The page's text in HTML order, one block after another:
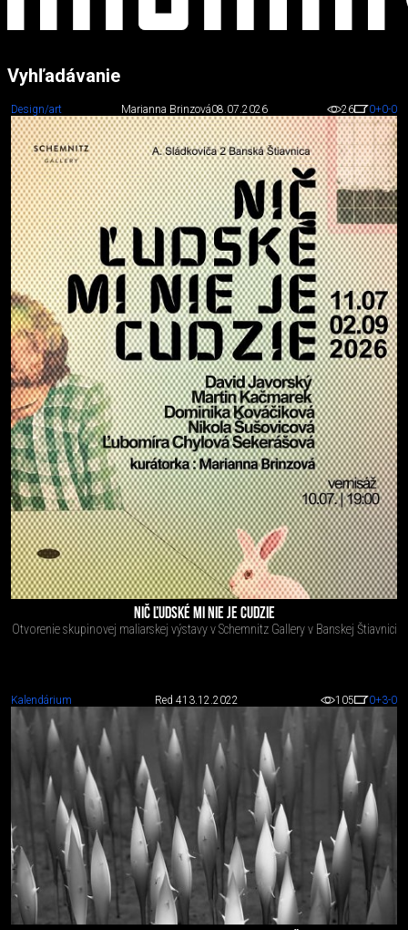
Vyhľadávanie
Design/art Marianna Brinzová08.07.2026 26 0+0-0
NIČ ĽUDSKÉ MI NIE JE CUDZIE
Otvorenie skupinovej maliarskej výstavy v Schemnitz Gallery v Banskej Štiavnici
Kalendárium Red 413.12.2022 105 0+3-0